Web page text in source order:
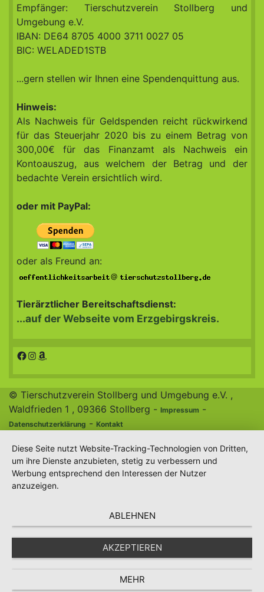
Empfänger: Tierschutzverein Stollberg und
Umgebung e.V.
IBAN: DE64 8705 4000 3711 0027 05
BIC: WELADED1STB
...gern stellen wir Ihnen eine Spendenquittung aus.
Hinweis:
Als Nachweis für Geldspenden reicht rückwirkend
für das Steuerjahr 2020 bis zu einem Betrag von
300,00€ für das Finanzamt als Nachweis ein
Kontoauszug, aus welchem der Betrag und der
bedachte Verein ersichtlich wird.
oder mit PayPal:
oder als Freund an:
@
Tierärztlicher Bereitschaftsdienst:
...auf der Webseite vom Erzgebirgskreis.
Facebook
Instagram
Amazon
© Tierschutzverein Stollberg und Umgebung e.V. ,
Waldfrieden 1 , 09366 Stollberg - Impressum -
Datenschutzerklärung - Kontakt
Diese Seite nutzt Website-Tracking-Technologien von Dritten,
um ihre Dienste anzubieten, stetig zu verbessern und
Werbung entsprechend den Interessen der Nutzer
anzuzeigen.
ABLEHNEN
AKZEPTIEREN
MEHR